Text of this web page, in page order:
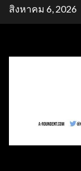
Skipสิงหาคม 6, 2026